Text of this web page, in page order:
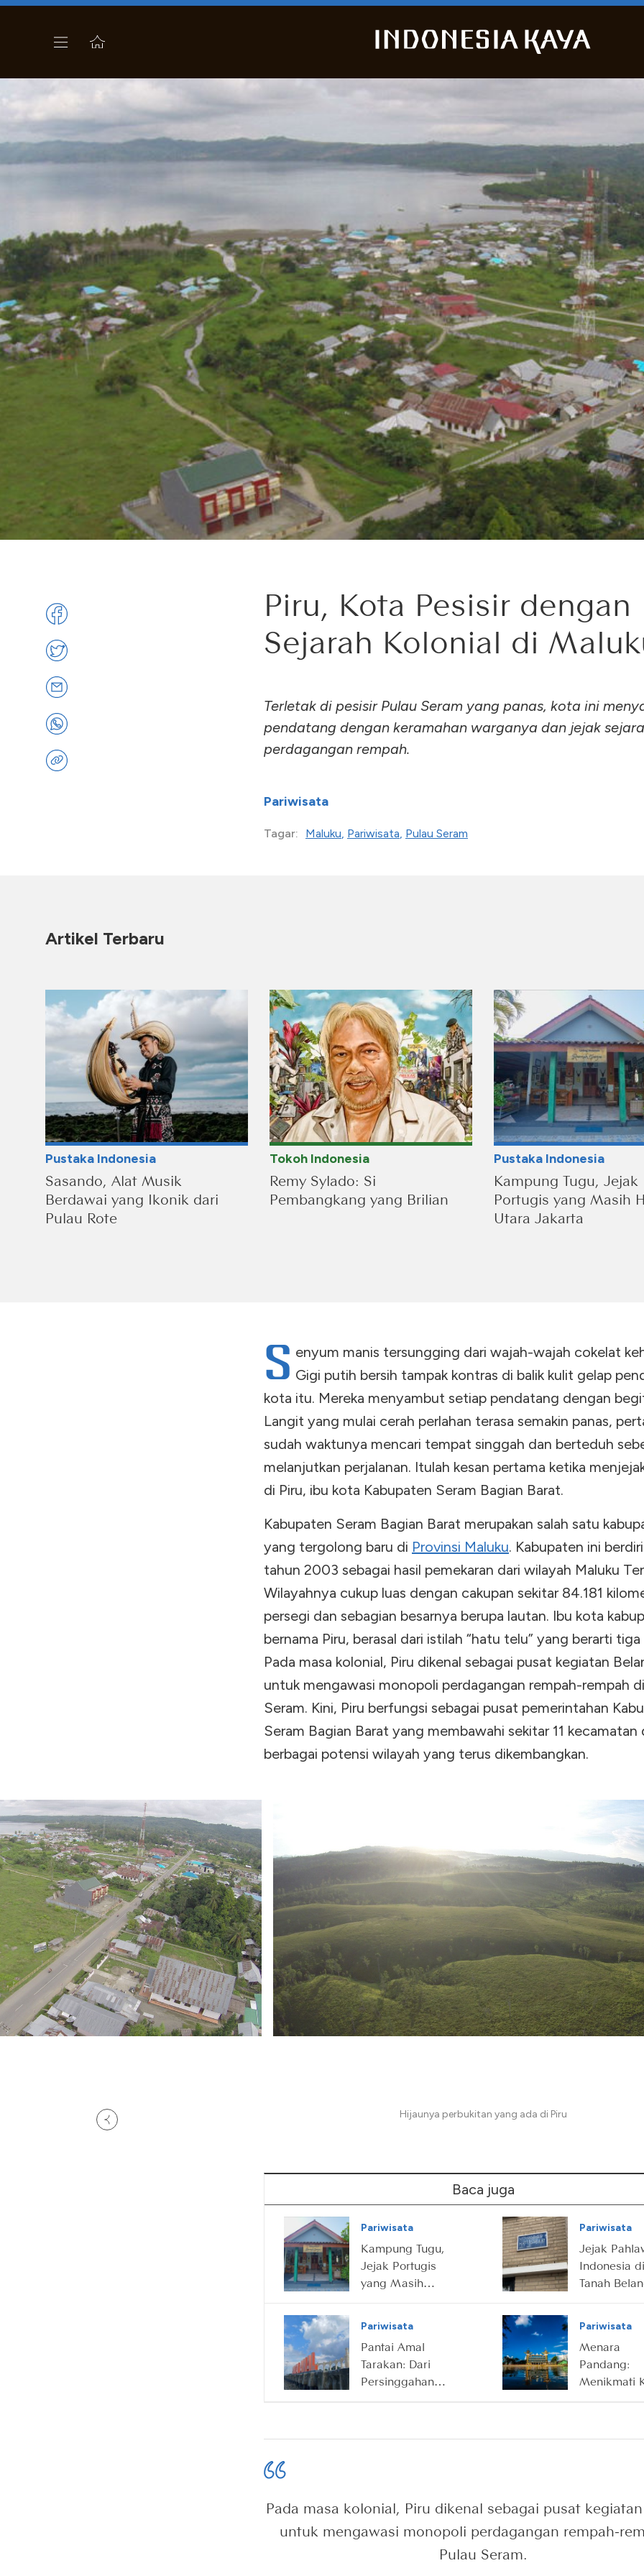
Piru, Kota Pesisir dengan
Sejarah Kolonial di
Terletak di pesisir Pulau Seram yang panas, kota ini
pendatang dengan keramahan warganya dan jejak
perdagangan rempah.
Pariwisata
Tagar: Maluku Pariwisata Pulau Seram
Artikel Terbaru
Pustaka Indonesia
Sasando, Alat Musik
Berdawai yang Ikonik dari
Pulau Rote
Tokoh Indonesia
Remy Sylado: Si
Pembangkang yang Brilian
Pustaka Indonesia
Kampung Tugu, Jejak
Portugis yang Masih
Utara Jakarta
S enyum manis tersungging dari wajah-wajah cokelat
Gigi putih bersih tampak kontras di balik kulit gelap
kota itu. Mereka menyambut setiap pendatang dengan
Langit yang mulai cerah perlahan terasa semakin panas,
sudah waktunya mencari tempat singgah dan berteduh
melanjutkan perjalanan. Itulah kesan pertama ketika
di Piru, ibu kota Kabupaten Seram Bagian Barat.
Kabupaten Seram Bagian Barat merupakan salah satu
yang tergolong baru di Provinsi Maluku. Kabupaten ini
tahun 2003 sebagai hasil pemekaran dari wilayah Maluku
Wilayahnya cukup luas dengan cakupan sekitar 84.181
persegi dan sebagian besarnya berupa lautan. Ibu kota
bernama Piru, berasal dari istilah “hatu telu” yang berarti
Pada masa kolonial, Piru dikenal sebagai pusat kegiatan
untuk mengawasi monopoli perdagangan rempah-rempah
Seram. Kini, Piru berfungsi sebagai pusat pemerintahan
Seram Bagian Barat yang membawahi sekitar 11 kecamatan
berbagai potensi wilayah yang terus dikembangkan.
Hijaunya perbukitan yang ada di Piru
Baca juga
Pariwisata
Kampung Tugu,
Jejak Portugis
yang Masih
Pariwisata
Jejak
Indonesia di
Tanah
Pariwisata
Pantai Amal
Tarakan: Dari
Persinggahan
Pariwisata
Menara
Pandang:
Menikmati
Pada masa kolonial, Piru dikenal sebagai pusat
untuk mengawasi monopoli perdagangan rempah-
Pulau Seram.